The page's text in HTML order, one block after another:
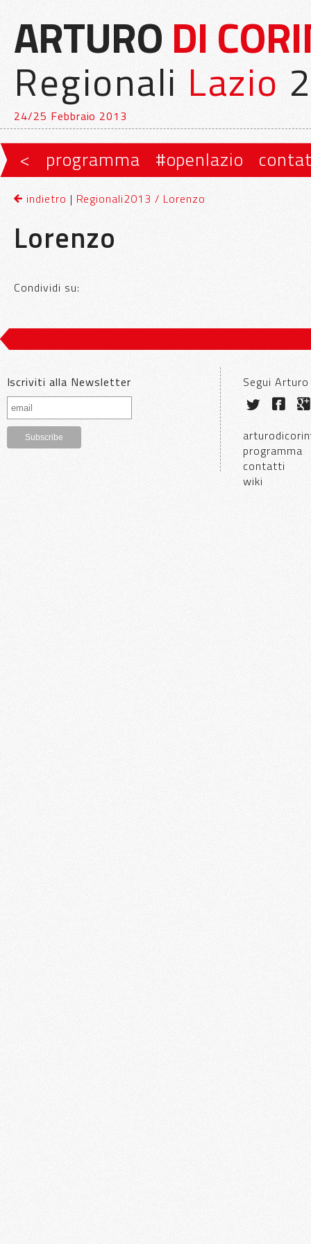
ARTURODI
Regionali Lazio
24/25 Febbraio 2013
Menu principale
Vai al contenuto principale
Vai al contenuto secondario
< programma #openlazio
indietro | Regionali2013 / Lorenzo
Lorenzo
Condividi su:
Iscriviti alla Newsletter Segui
programma
contatti
wiki